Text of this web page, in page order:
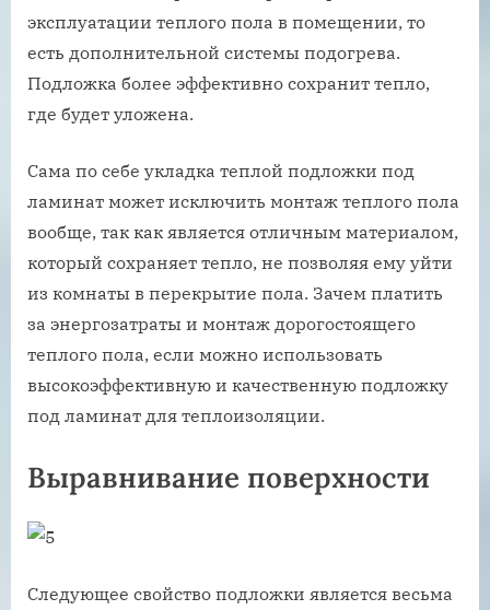
эксплуатации теплого пола в помещении, то
есть дополнительной системы подогрева.
Подложка более эффективно сохранит тепло,
где будет уложена.
Сама по себе укладка теплой подложки под
ламинат может исключить монтаж теплого пола
вообще, так как является отличным материалом,
который сохраняет тепло, не позволяя ему уйти
из комнаты в перекрытие пола. Зачем платить
за энергозатраты и монтаж дорогостоящего
теплого пола, если можно использовать
высокоэффективную и качественную подложку
под ламинат для теплоизоляции.
Выравнивание поверхности
Следующее свойство подложки является весьма